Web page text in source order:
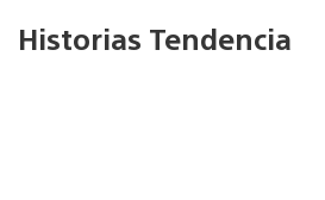
Historias Tendencia